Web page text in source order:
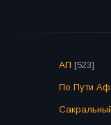
АП [523]
По Пути